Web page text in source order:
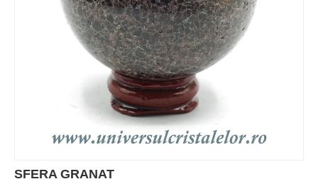
SFERA GRANAT